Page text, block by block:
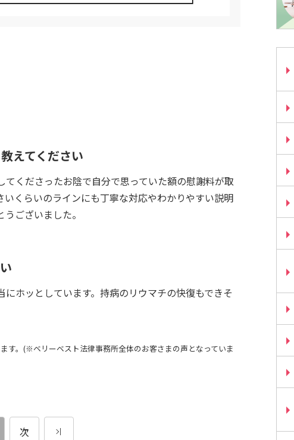
えてください
くださったお陰で自分で思っていた額の慰謝料が取
くらいのラインにも丁寧な対応やわかりやすい説明
ございました。
ホッとしています。持病のリウマチの快復もできそ
す。(※ベリーベスト法律事務所全体のお客さまの声となっていま
次